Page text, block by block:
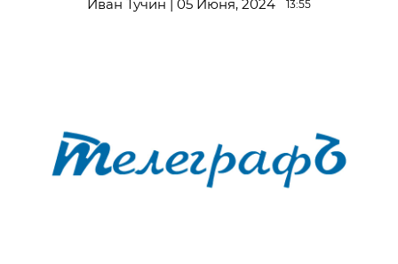
Иван Тучин | 05 Июня, 2024 13:55